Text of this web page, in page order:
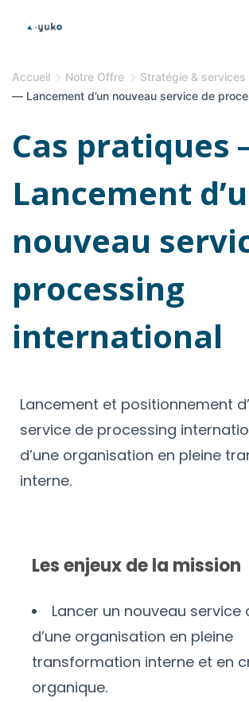
Accueil Notre Offre Stratégie & services
― Lancement d’un nouveau service de
Cas pratiques
Lancement
nouveau
processing
international
Lancement et positionnement
service de processing
d’une organisation en pleine
interne.
Les enjeux de la mission
Lancer un nouveau service
d’une organisation en pleine
transformation interne et en
organique.